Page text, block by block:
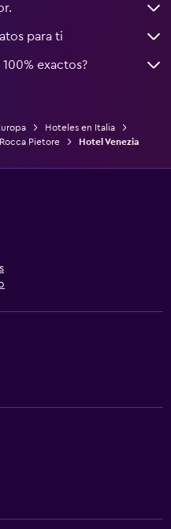
para ti
exactos?
Hoteles en Italia
Pietore Hotel Venezia